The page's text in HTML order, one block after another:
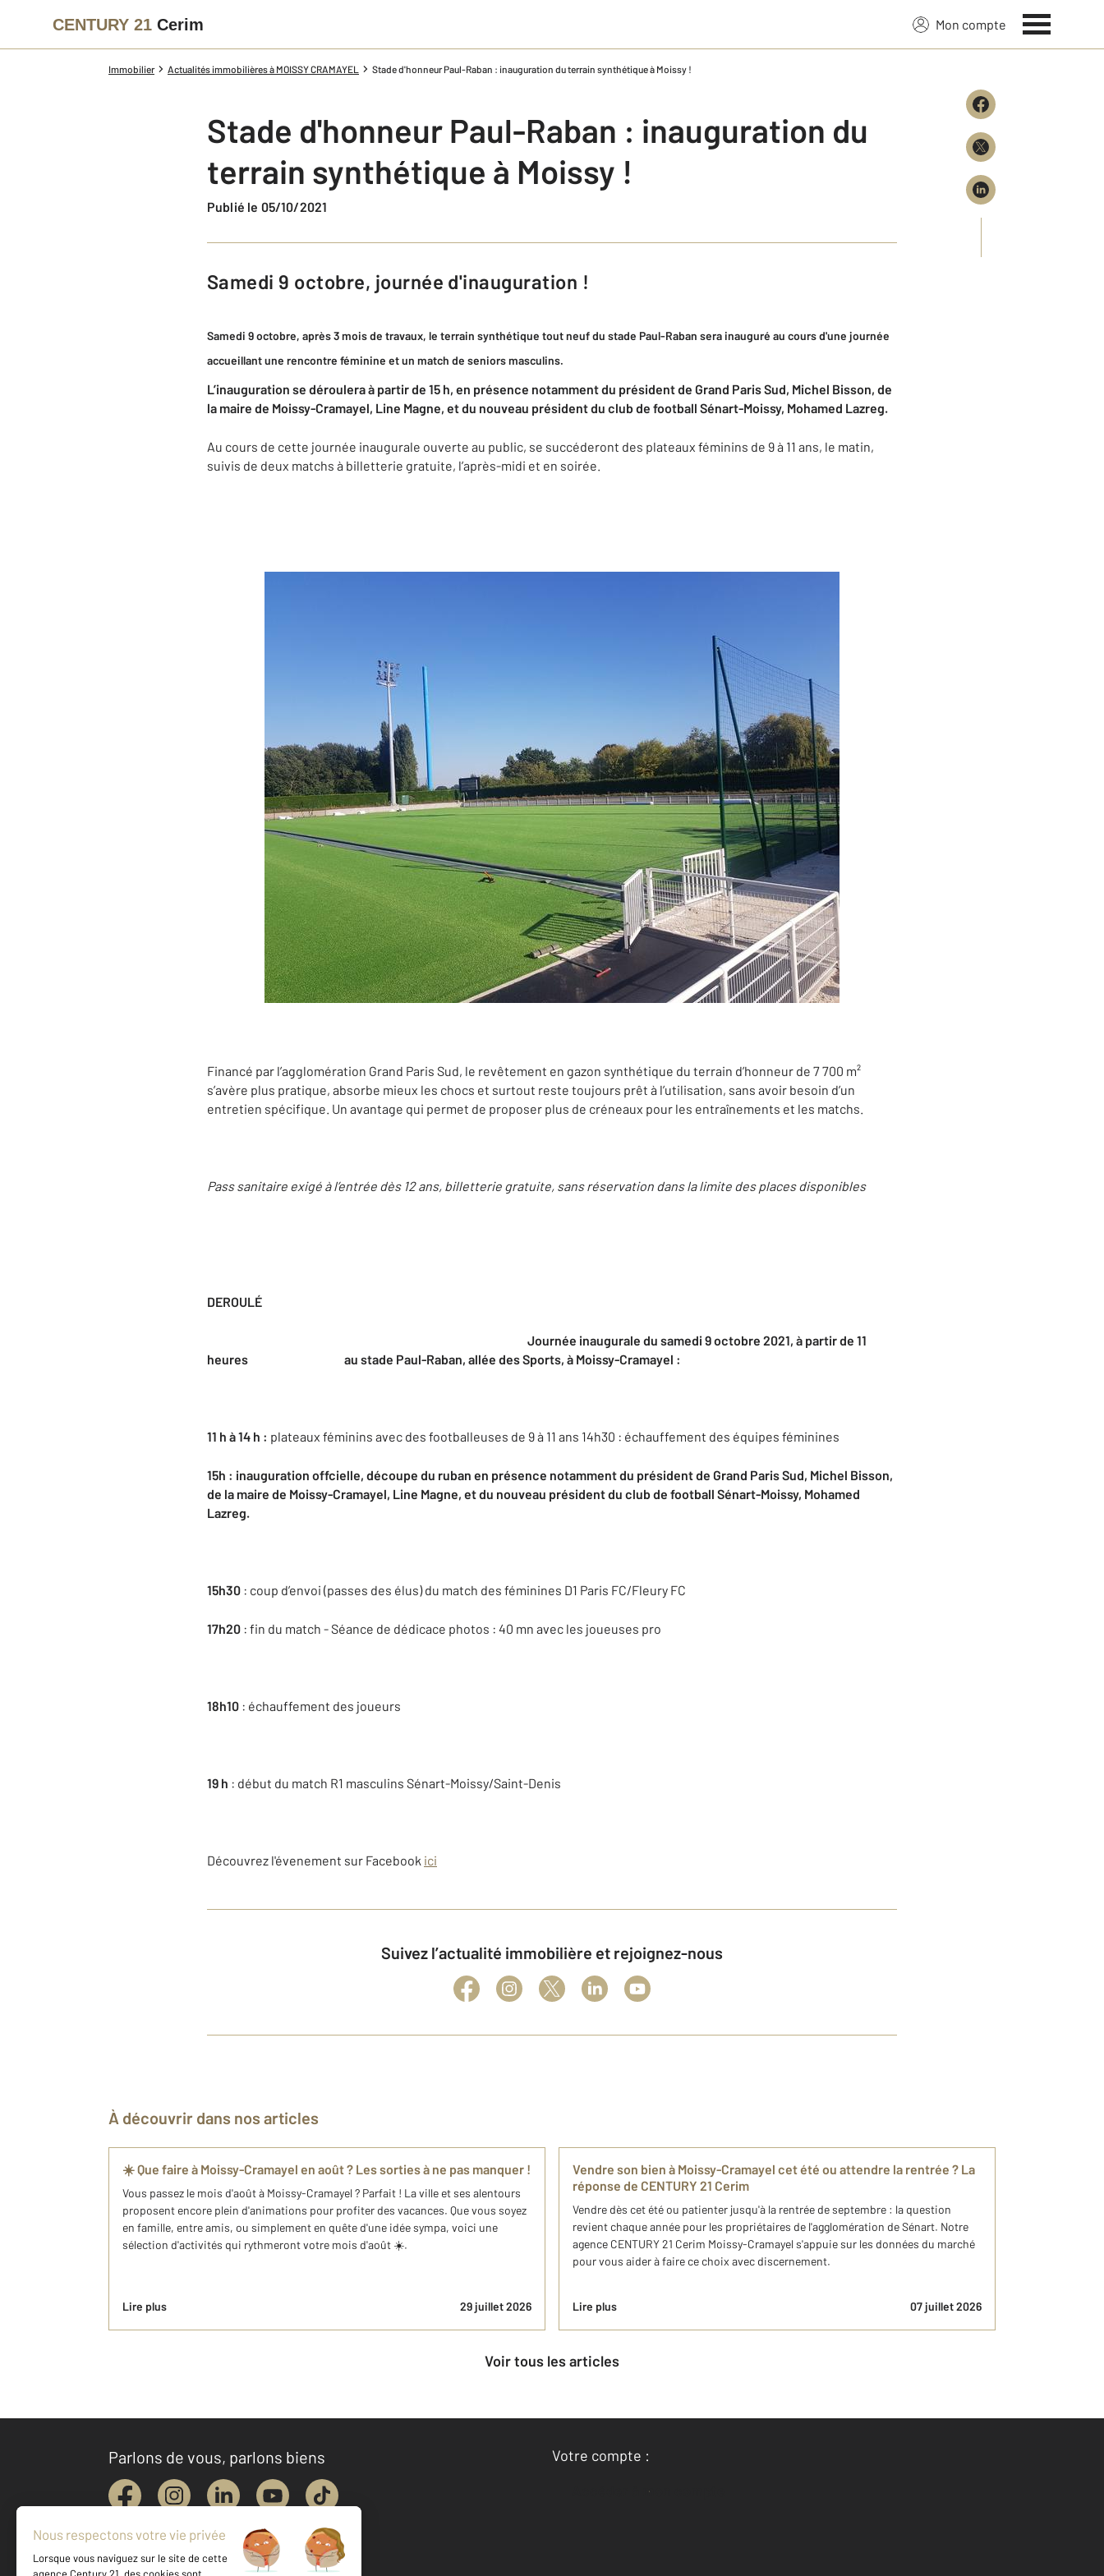
CENTURY 21 Cerim Mon compte
Immobilier Actualités immobilières à MOISSY CRAMAYEL Stade d'honneur Paul-Raban : inauguration du terrain synthétique à Moissy !
Stade d'honneur Paul-Raban : inauguration du
terrain synthétique à Moissy !
Publié le 05/10/2021
Samedi 9 octobre, journée d'inauguration !
Samedi 9 octobre, après 3 mois de travaux, le terrain synthétique tout neuf du stade Paul-Raban sera inauguré au cours d'une journée
accueillant une rencontre féminine et un match de seniors masculins.
L’inauguration se déroulera à partir de 15 h, en présence notamment du président de Grand Paris Sud, Michel Bisson, de
la maire de Moissy-Cramayel, Line Magne, et du nouveau président du club de football Sénart-Moissy, Mohamed Lazreg.
Au cours de cette journée inaugurale ouverte au public, se succéderont des plateaux féminins de 9 à 11 ans, le matin,
suivis de deux matchs à billetterie gratuite, l’après-midi et en soirée.
Financé par l’agglomération Grand Paris Sud, le revêtement en gazon synthétique du terrain d’honneur de 7 700 m²
s’avère plus pratique, absorbe mieux les chocs et surtout reste toujours prêt à l’utilisation, sans avoir besoin d’un
entretien spécifique. Un avantage qui permet de proposer plus de créneaux pour les entraînements et les matchs.
Pass sanitaire exigé à l’entrée dès 12 ans, billetterie gratuite, sans réservation dans la limite des places disponibles
DEROULÉ
Journée inaugurale du samedi 9 octobre 2021, à partir de 11
heures au stade Paul-Raban, allée des Sports, à Moissy-Cramayel :
11 h à 14 h : plateaux féminins avec des footballeuses de 9 à 11 ans 14h30 : échauffement des équipes féminines
15h : inauguration offcielle, découpe du ruban en présence notamment du président de Grand Paris Sud, Michel Bisson,
de la maire de Moissy-Cramayel, Line Magne, et du nouveau président du club de football Sénart-Moissy, Mohamed
Lazreg.
15h30 : coup d’envoi (passes des élus) du match des féminines D1 Paris FC/Fleury FC
17h20 : fin du match - Séance de dédicace photos : 40 mn avec les joueuses pro
18h10 : échauffement des joueurs
19 h : début du match R1 masculins Sénart-Moissy/Saint-Denis
Découvrez l'évenement sur Facebook ici
Suivez l’actualité immobilière et rejoignez-nous
À découvrir dans nos articles
☀️ Que faire à Moissy-Cramayel en août ? Les sorties à ne pas manquer !
Vous passez le mois d'août à Moissy-Cramayel ? Parfait ! La ville et ses alentours
proposent encore plein d'animations pour profiter des vacances. Que vous soyez
en famille, entre amis, ou simplement en quête d'une idée sympa, voici une
sélection d'activités qui rythmeront votre mois d'août ☀️.
Lire plus 29 juillet 2026
Vendre son bien à Moissy-Cramayel cet été ou attendre la rentrée ? La
réponse de CENTURY 21 Cerim
Vendre dès cet été ou patienter jusqu'à la rentrée de septembre : la question
revient chaque année pour les propriétaires de l'agglomération de Sénart. Notre
agence CENTURY 21 Cerim Moissy-Cramayel s'appuie sur les données du marché
pour vous aider à faire ce choix avec discernement.
Lire plus 07 juillet 2026
Voir tous les articles
Parlons de vous, parlons biens
Votre compte :
Accéder à mon compte